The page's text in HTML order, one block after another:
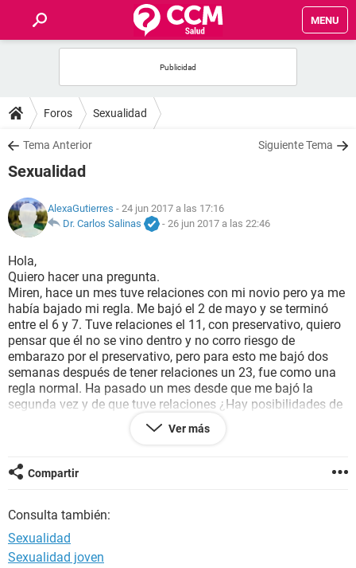
MENU
FOROS
SALUD
NUTRICIÓN
BIENESTAR
SEXUALIDAD
GLOSARIO
Foros Sexualidad
Tema Anterior Siguiente Tema
Sexualidad
AlexaGutierres - 24 jun 2017 a las 17:16
Dr. Carlos Salinas
- 26 jun 2017 a las 22:46
Hola,
Quiero hacer una pregunta.
Miren, hace un mes tuve relaciones con mi novio pero ya me
había bajado mi regla. Me bajó el 2 de mayo y se terminó
entre el 6 y 7. Tuve relaciones el 11, con preservativo, quiero
pensar que él no se vino dentro y no corro riesgo de
embarazo por el preservativo, pero para esto me bajó dos
semanas después de tener relaciones un 23, fue como una
regla normal. Ha pasado un mes desde que me bajó la
segunda vez y de que tuve relaciones ¿Hay posibilidades de
embarazo? ¿Porqué aún no me ha bajado? No he tenido
ningún sintoma, solo es eso de que no me ha bajado Estoy
esperiencias, comentarios ¡Se los suplico!.
Ver más
Compartir
Consulta también:
Sexualidad
Sexualidad joven